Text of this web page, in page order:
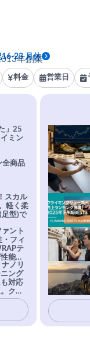
年創業
23 月休
料金 営業日
」25
ミン
全商品
スカル
軽く柔
足型)で
ント
・フィ
テ
能を
TRAX
ドに
ノリ
ング
対応
クラ
。